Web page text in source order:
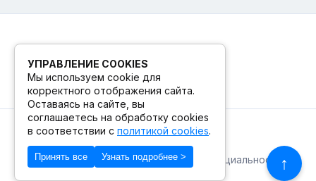
↑
© 2026. ПВЗ! БУТИК.
Публичная офертаПолитика конфиденциальности
© Сделано в Фидживеб
УПРАВЛЕНИЕ COOKIES
Мы используем cookie для
корректного отображения сайта.
Оставаясь на сайте, вы
соглашаетесь на обработку cookies
в соответствии с политикой cookies.
Принять все Узнать подробнее >